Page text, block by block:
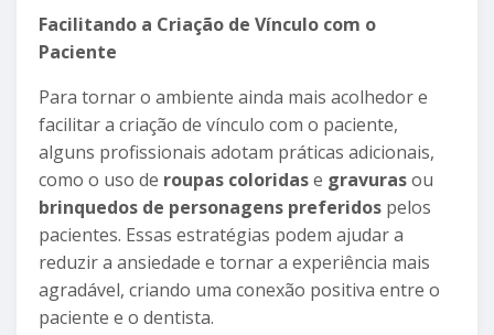
Facilitando a Criação de Vínculo com o
Paciente
Para tornar o ambiente ainda mais acolhedor e
facilitar a criação de vínculo com o paciente,
alguns profissionais adotam práticas adicionais,
como o uso de roupas coloridase gravurasou
brinquedos de personagens preferidos pelos
pacientes. Essas estratégias podem ajudar a
reduzir a ansiedade e tornar a experiência mais
agradável, criando uma conexão positiva entre o
paciente e o dentista.